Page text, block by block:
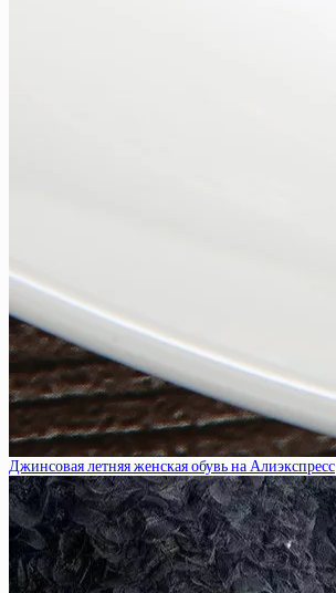
Джинсовая летняя женская обувь на Алиэкспресс